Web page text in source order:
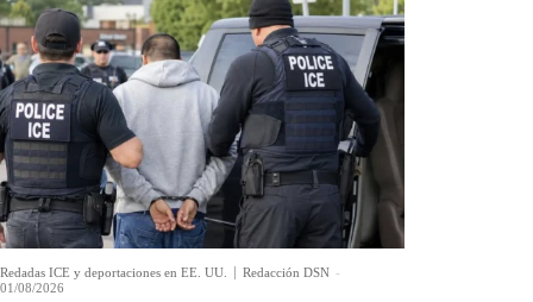
Redadas ICE y deportaciones en EE. UU. Redacción DSN -
01/08/2026